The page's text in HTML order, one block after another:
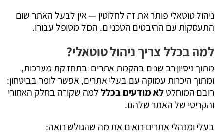
ניהול טוטאלי פותר את זה לחלוטין — אין לבעל האתר שום
התעסקות עם ההיבטים הטכניים. הכול מטופל עבורו.
למה בכלל צריך ניהול טוטאלי?
מתוך ניסיון רב שנים בהקמת אתרים ובתחזוקת מערכות,
ומתוך היכרות עמוקה עם בעלי אתרים, אפשר לומר בביטחון:
רובם המוחלטלא מודעים בכלללמה שקורה בחלק האחורי
והקריטי של האתר שלהם.
בעלי ומנהלי אתרים רואים את מה שהגולש רואה: